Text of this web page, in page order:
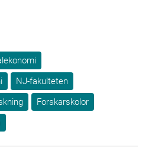
NJ-fakulteten
Forskarskolor